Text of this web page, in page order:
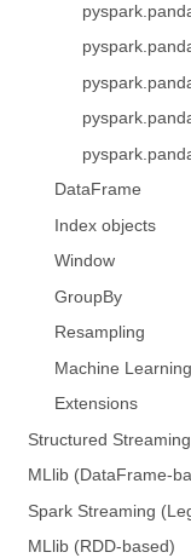
DataFrame
Index objects
Window
GroupBy
Resampling
Machine
Extensions
Structured Streaming
MLlib (DataFrame-
Spark Streaming
MLlib (RDD-based)